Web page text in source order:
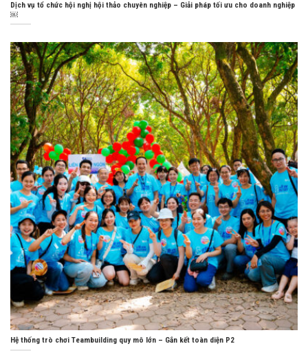
Dịch vụ tổ chức hội nghị hội thảo chuyên nghiệp – Giải pháp tối ưu cho doanh nghiệp
￼
Hệ thống trò chơi Teambuilding quy mô lớn – Gắn kết toàn diện P2